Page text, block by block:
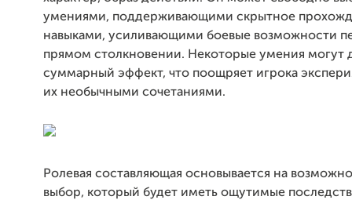
умениями, поддерживающими скрытное
навыками, усиливающими боевые возможности
прямом столкновении. Некоторые умения могут
суммарный эффект, что поощряет игрока
их необычными сочетаниями.
Ролевая составляющая основывается на
выбор, который будет иметь ощутимые